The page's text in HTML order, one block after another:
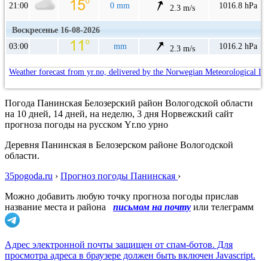
21:00 0 mm 2.3 m/s 1016.8 hPa
Воскресенье 16-08-2026
03:00
mm 2.3 m/s 1016.2 hPa
Weather forecast from yr.no, delivered by the Norwegian Meteorological
Погода Панинская Белозерский район Вологодской области
на 10 дней, 14 дней, на неделю, 3 дня Норвежский сайт
прогноза погоды на русском Yr.no урно
Деревня Панинская в Белозерском районе Вологодской
области.
35pogoda.ru › Прогноз погоды Панинская ›
Можно добавить любую точку прогноза погоды прислав
название места и района
письмом на почту или телеграмм
Адрес электронной почты защищен от спам-ботов. Для
просмотра адреса в браузере должен быть включен Javascript.